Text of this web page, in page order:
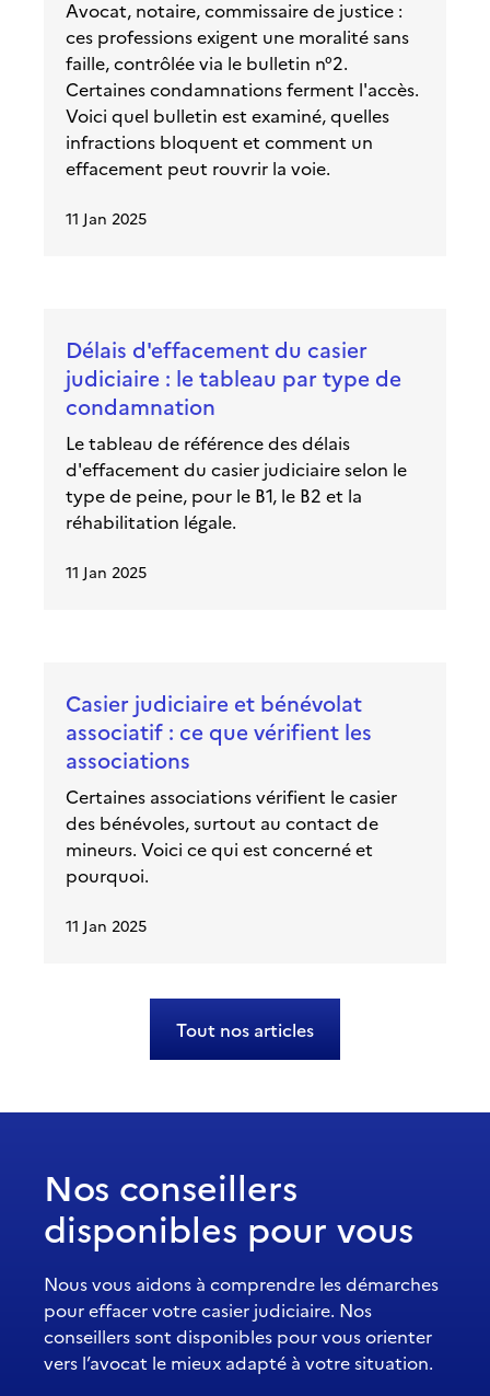
Avocat, notaire, commissaire de justice :
ces professions exigent une moralité sans
faille, contrôlée via le bulletin n°2.
Certaines condamnations ferment l'accès.
Voici quel bulletin est examiné, quelles
infractions bloquent et comment un
effacement peut rouvrir la voie.
11 Jan 2025
Délais d'effacement du casier
judiciaire : le tableau par type de
condamnation
Le tableau de référence des délais
d'effacement du casier judiciaire selon le
type de peine, pour le B1, le B2 et la
réhabilitation légale.
11 Jan 2025
Casier judiciaire et bénévolat
associatif : ce que vérifient les
associations
Certaines associations vérifient le casier
des bénévoles, surtout au contact de
mineurs. Voici ce qui est concerné et
pourquoi.
11 Jan 2025
Tout nos articles
Nos conseillers
disponibles pour vous
Nous vous aidons à comprendre les démarches
pour effacer votre casier judiciaire. Nos
conseillers sont disponibles pour vous orienter
vers l’avocat le mieux adapté à votre situation.